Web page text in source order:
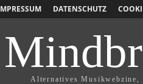
DATENSCHUTZ
Alternatives Musikwebzine,